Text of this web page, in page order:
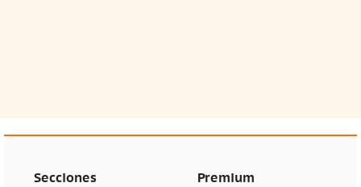
Secciones Premium